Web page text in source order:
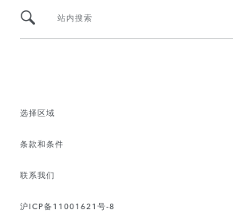
站内搜索
选择区域
条款和条件
联系我们
沪ICP备11001621号-8